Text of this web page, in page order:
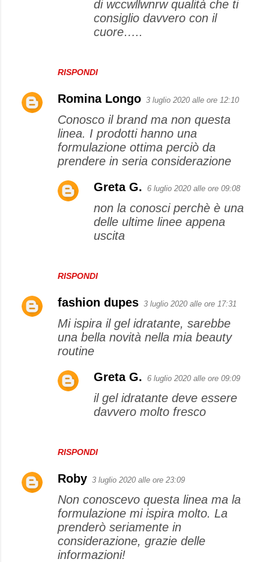
RISPONDI
di wccwllwnrw qualità che ti
consiglio davvero con il
cuore…..
Romina Longo 3 luglio 2020 alle ore 12:10
Conosco il brand ma non questa
linea. I prodotti hanno una
formulazione ottima perciò da
prendere in seria considerazione
RISPONDI
Greta G. 6 luglio 2020 alle ore 09:08
non la conosci perchè è una
delle ultime linee appena
uscita
fashion dupes 3 luglio 2020 alle ore 17:31
Mi ispira il gel idratante, sarebbe
una bella novità nella mia beauty
routine
RISPONDI
Greta G. 6 luglio 2020 alle ore 09:09
il gel idratante deve essere
davvero molto fresco
Roby 3 luglio 2020 alle ore 23:09
Non conoscevo questa linea ma la
formulazione mi ispira molto. La
prenderò seriamente in
considerazione, grazie delle
informazioni!